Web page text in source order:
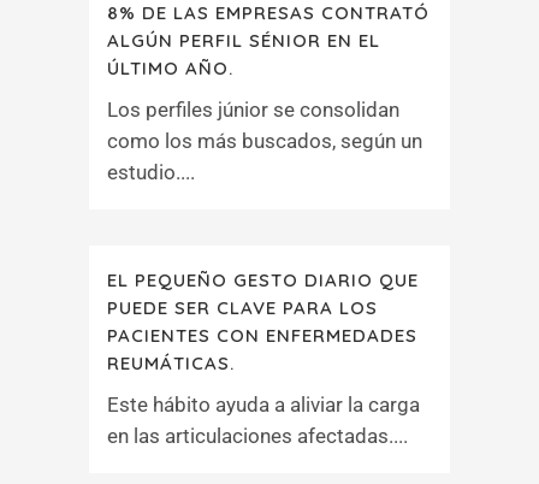
8% DE LAS EMPRESAS CONTRATÓ
ALGÚN PERFIL SÉNIOR EN EL
ÚLTIMO AÑO.
Los perfiles júnior se consolidan
como los más buscados, según un
estudio....
EL PEQUEÑO GESTO DIARIO QUE
PUEDE SER CLAVE PARA LOS
PACIENTES CON ENFERMEDADES
REUMÁTICAS.
Este hábito ayuda a aliviar la carga
en las articulaciones afectadas....